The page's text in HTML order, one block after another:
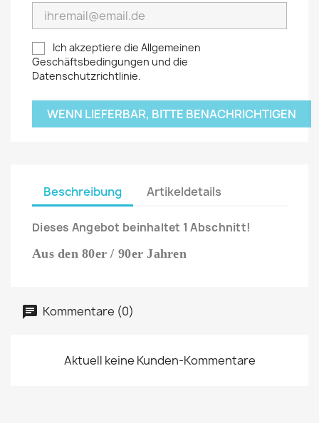
Ich akzeptiere die Allgemeinen
Geschäftsbedingungen und die
Datenschutzrichtlinie.
WENN LIEFERBAR, BITTE BENACHRICHTIGEN
Beschreibung Artikeldetails
Dieses Angebot beinhaltet 1 Abschnitt!
Aus den 80er / 90er Jahren
Kommentare (0)
Aktuell keine Kunden-Kommentare